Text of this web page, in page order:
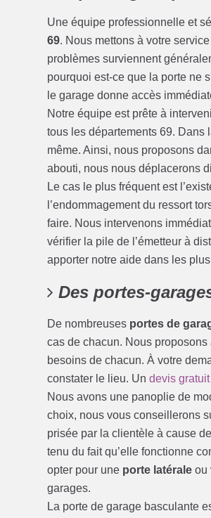
Une équipe professionnelle et
69. Nous mettons à votre
problèmes surviennent
pourquoi est-ce que la porte ne
le garage donne accès
Notre équipe est prête à
tous les départements 69. Dans
même. Ainsi, nous proposons
abouti, nous nous déplacerons
Le cas le plus fréquent est
l’endommagement du ressort
faire. Nous intervenons
vérifier la pile de l’émetteur à
apporter notre aide dans les
Des portes-
De nombreuses portes de
cas de chacun. Nous
besoins de chacun. À votre
constater le lieu. Undevis gratuit
Nous avons une panoplie de
choix, nous vous conseillerons
prisée par la clientèle à cause
tenu du fait qu’elle fonctionne
opter pour une porte latérale ou
garages.
La porte de garage basculante